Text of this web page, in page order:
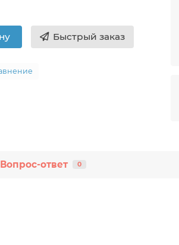
Быстрый заказ
Вопрос-ответ 0